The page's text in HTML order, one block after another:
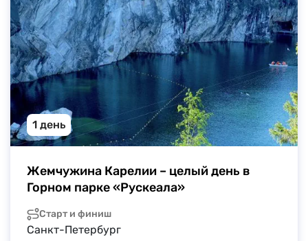
1 день
Жемчужина Карелии – целый день в
Горном парке «Рускеала»
Старт и финиш
Санкт-Петербург